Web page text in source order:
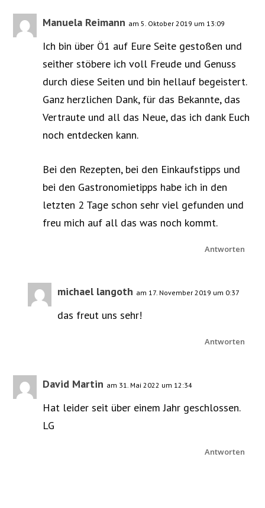
Manuela Reimann am 5. Oktober 2019 um 13:09
Ich bin über Ö1 auf Eure Seite gestoßen und
seither stöbere ich voll Freude und Genuss
durch diese Seiten und bin hellauf begeistert.
Ganz herzlichen Dank, für das Bekannte, das
Vertraute und all das Neue, das ich dank Euch
noch entdecken kann.
Bei den Rezepten, bei den Einkaufstipps und
bei den Gastronomietipps habe ich in den
letzten 2 Tage schon sehr viel gefunden und
freu mich auf all das was noch kommt.
Antworten
michael langoth am 17. November 2019 um 0:37
das freut uns sehr!
Antworten
David Martin am 31. Mai 2022 um 12:34
Hat leider seit über einem Jahr geschlossen.
LG
Antworten